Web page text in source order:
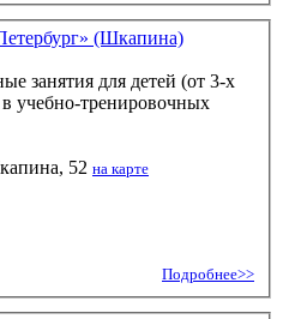
(Шкапина)
занятия для детей (от 3-х
учебно-тренировочных
52 на карте
Подробнее>>